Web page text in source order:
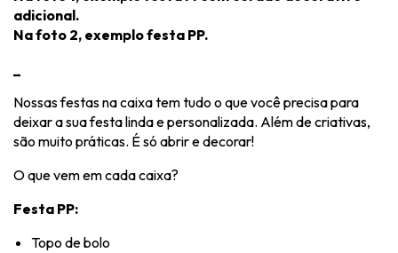
adicional.
Na foto 2, exemplo festa PP.
Nossas festas na caixa tem tudo o que você precisa para
deixar a sua festa linda e personalizada. Além de criativas,
são muito práticas. É só abrir e decorar!
O que vem em cada caixa?
Festa PP:
Topo de bolo